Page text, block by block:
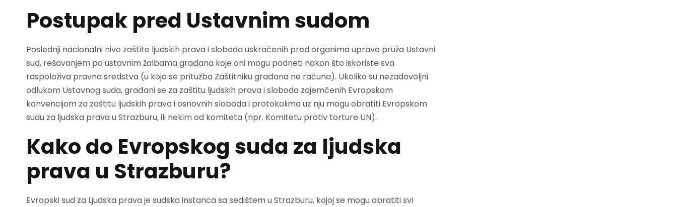
Postupak pred Ustavnim sudom
Poslednji nacionalni nivo zaštite ljudskih prava i sloboda uskraćenih pred organima uprave pruža Ustavni
sud, rešavanjem po ustavnim žalbama građana koje oni mogu podneti nakon što iskoriste sva
raspoloživa pravna sredstva (u koja se pritužba Zaštitniku građana ne računa). Ukoliko su nezadovoljni
odlukom Ustavnog suda, građani se za zaštitu ljudskih prava i sloboda zajemčenih Evropskom
konvencijom za zaštitu ljudskih prava i osnovnih sloboda i protokolima uz nju mogu obratiti Evropskom
sudu za ljudska prava u Strazburu, ili nekim od komiteta (npr. Komitetu protiv torture UN).
Kako do Evropskog suda za ljudska
prava u Strazburu?
Evropski sud za Ljudska prava je sudska instanca sa sedištem u Strazburu, kojoj se mogu obratiti svi